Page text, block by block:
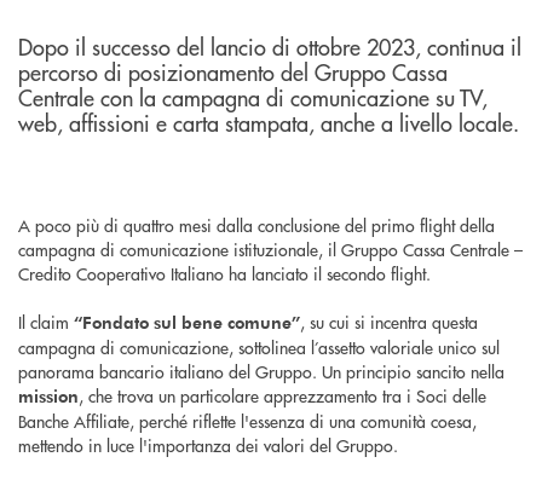
Dopo il successo del lancio di ottobre 2023, continua il
percorso di posizionamento del Gruppo Cassa
Centrale con la campagna di comunicazione su TV,
web, affissioni e carta stampata, anche a livello locale.
A poco più di quattro mesi dalla conclusione del primo flight della
campagna di comunicazione istituzionale, il Gruppo Cassa Centrale –
Credito Cooperativo Italiano ha lanciato il secondo flight.
Il claim “Fondato sul bene comune”, su cui si incentra questa
campagna di comunicazione, sottolinea l’assetto valoriale unico sul
panorama bancario italiano del Gruppo. Un principio sancito nella
mission, che trova un particolare apprezzamento tra i Soci delle
Banche Affiliate, perché riflette l'essenza di una comunità coesa,
mettendo in luce l'importanza dei valori del Gruppo.